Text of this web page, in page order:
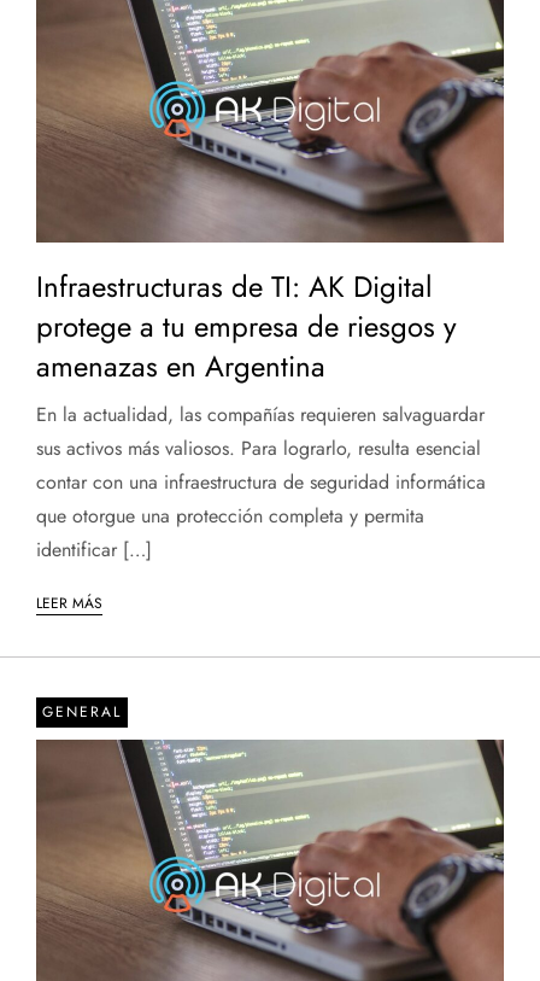
Infraestructuras de TI: AK Digital
protege a tu empresa de riesgos y
amenazas en Argentina
En la actualidad, las compañías requieren salvaguardar
sus activos más valiosos. Para lograrlo, resulta esencial
contar con una infraestructura de seguridad informática
que otorgue una protección completa y permita
identificar […]
LEER MÁS
GENERAL